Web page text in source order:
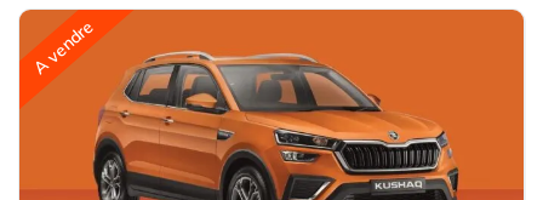
A vendre